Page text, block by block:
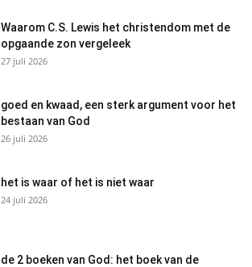
Waarom C.S. Lewis het christendom met de
opgaande zon vergeleek
27 juli 2026
goed en kwaad, een sterk argument voor het
bestaan van God
26 juli 2026
het is waar of het is niet waar
24 juli 2026
de 2 boeken van God: het boek van de